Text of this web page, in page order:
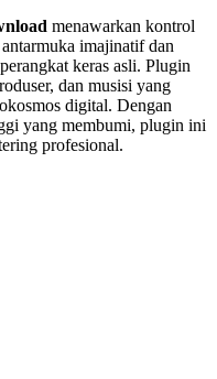
menawarkan kontrol
imajinatif dan
keras asli. Plugin
dan musisi yang
digital. Dengan
yang membumi, plugin ini
profesional.